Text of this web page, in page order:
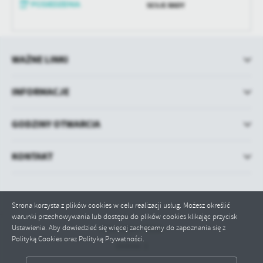
Strona korzysta z plików cookies w celu realizacji usług. Możesz określić
warunki przechowywania lub dostępu do plików cookies klikając przycisk
Ustawienia. Aby dowiedzieć się więcej zachęcamy do zapoznania się z
Polityką Cookies oraz Polityką Prywatności.
treści w postaci wiadomości, ofert, komunikatów mediów
SESJE RADY
WAŻNE LINKI
INFORMACJE
GODZINY OTWARCIA
KONTAKT
Odwiedzin: 71116